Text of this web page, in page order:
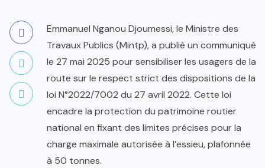
Emmanuel Nganou Djoumessi, le Ministre des
Travaux Publics (Mintp), a publié un communiqué
le 27 mai 2025 pour sensibiliser les usagers de la
route sur le respect strict des dispositions de la
loi N°2022/7002 du 27 avril 2022. Cette loi
encadre la protection du patrimoine routier
national en fixant des limites précises pour la
charge maximale autorisée à l’essieu, plafonnée
à 50 tonnes.